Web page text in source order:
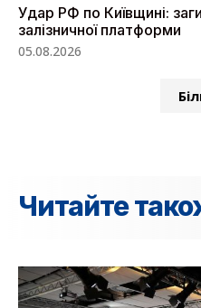
Удар РФ по Київщині:
залізничної платформи
05.08.2026
Читайте